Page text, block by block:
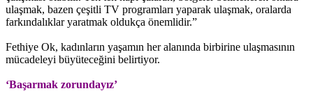
ulaşmak, bazen çeşitli TV programları yaparak ulaşmak, oralarda
farkındalıklar yaratmak oldukça önemlidir.”
Fethiye Ok, kadınların yaşamın her alanında birbirine ulaşmasının
mücadeleyi büyüteceğini belirtiyor.
‘Başarmak zorundayız’